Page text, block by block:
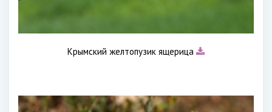
Крымский желтопузик ящерица